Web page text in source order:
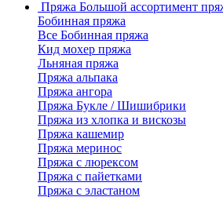
Пряжа Большой ассортимент
Бобинная пряжа
Все Бобинная пряжа
Кид мохер пряжа
Льняная пряжа
Пряжа альпака
Пряжа ангора
Пряжа Букле / Шишибрики
Пряжа из хлопка и вискозы
Пряжа кашемир
Пряжа меринос
Пряжа с люрексом
Пряжа с пайетками
Пряжа с эластаном